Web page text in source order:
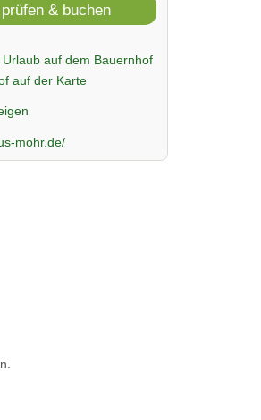
& buchen
auf dem Bauernhof
auf der Karte
mohr.de/